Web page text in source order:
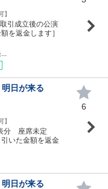
】
引成立後の公演
を返金します］
日が来る
】
表分 座席未定
いた金額を返金
6
日が来る